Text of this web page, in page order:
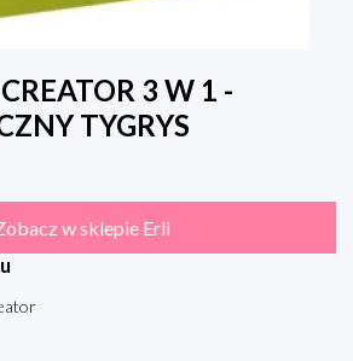
3 W 1 -
TYGRYS
w sklepie Erli